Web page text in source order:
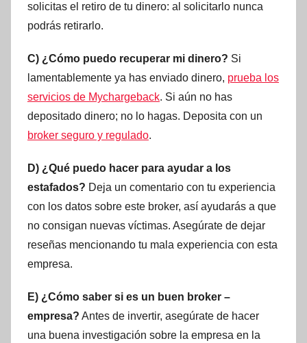
solicitas el retiro de tu dinero: al solicitarlo nunca
podrás retirarlo.
C) ¿Cómo puedo recuperar mi dinero? Si
lamentablemente ya has enviado dinero, prueba los
servicios de Mychargeback. Si aún no has
depositado dinero; no lo hagas. Deposita con un
broker seguro y regulado.
D) ¿Qué puedo hacer para ayudar a los
estafados? Deja un comentario con tu experiencia
con los datos sobre este broker, así ayudarás a que
no consigan nuevas víctimas. Asegúrate de dejar
reseñas mencionando tu mala experiencia con esta
empresa.
E) ¿Cómo saber si es un buen broker –
empresa? Antes de invertir, asegúrate de hacer
una buena investigación sobre la empresa en la